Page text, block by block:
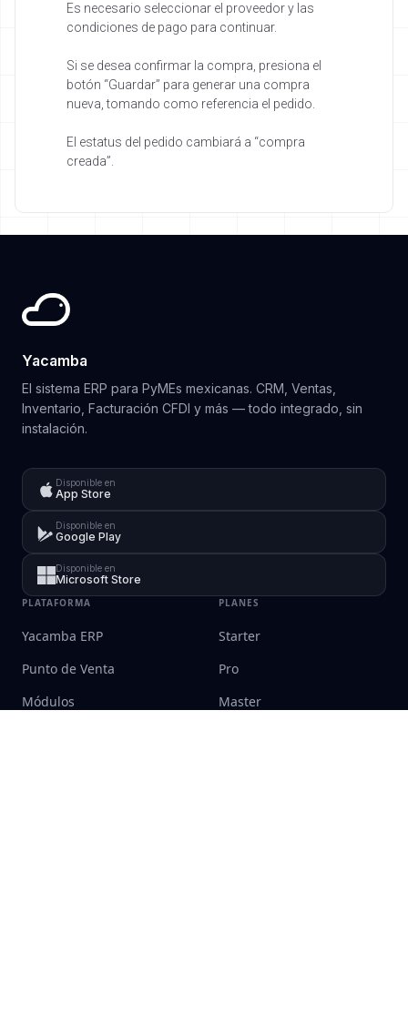
Es necesario seleccionar el proveedor y las
condiciones de pago para continuar.
Si se desea confirmar la compra, presiona el
botón “Guardar” para generar una compra
nueva, tomando como referencia el pedido.
El estatus del pedido cambiará a “compra
creada”.
Yacamba
El sistema ERP para PyMEs mexicanas. CRM, Ventas,
Inventario, Facturación CFDI y más — todo integrado, sin
instalación.
Disponible en
App Store
Disponible en
Google Play
Disponible en
Microsoft Store
PLATAFORMA
Yacamba ERP
Punto de Venta
Módulos
PLANES
Starter
Pro
Master